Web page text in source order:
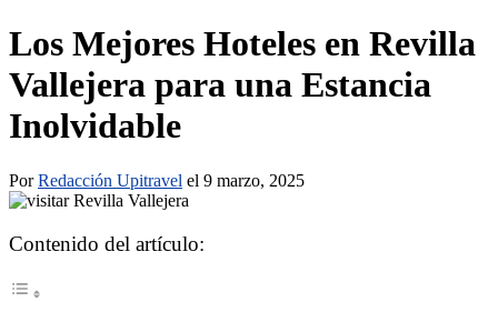
Los Mejores Hoteles en Revilla
Vallejera para una Estancia
Inolvidable
PorRedacción Upitravel el 9 marzo, 2025
Contenido del artículo: